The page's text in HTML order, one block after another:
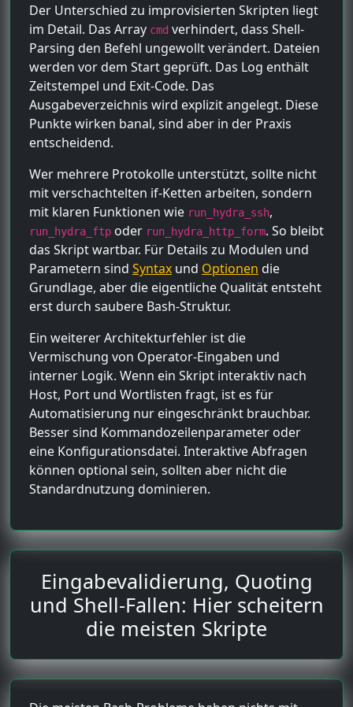
Der Unterschied zu improvisierten Skripten liegt
im Detail. Das Array cmd verhindert, dass Shell-
Parsing den Befehl ungewollt verändert. Dateien
werden vor dem Start geprüft. Das Log enthält
Zeitstempel und Exit-Code. Das
Ausgabeverzeichnis wird explizit angelegt. Diese
Punkte wirken banal, sind aber in der Praxis
entscheidend.
Wer mehrere Protokolle unterstützt, sollte nicht
mit verschachtelten if-Ketten arbeiten, sondern
mit klaren Funktionen wie run_hydra_ssh,
run_hydra_ftp oder run_hydra_http_form. So bleibt
das Skript wartbar. Für Details zu Modulen und
Parametern sind Syntax und Optionen die
Grundlage, aber die eigentliche Qualität entsteht
erst durch saubere Bash-Struktur.
Ein weiterer Architekturfehler ist die
Vermischung von Operator-Eingaben und
interner Logik. Wenn ein Skript interaktiv nach
Host, Port und Wortlisten fragt, ist es für
Automatisierung nur eingeschränkt brauchbar.
Besser sind Kommandozeilenparameter oder
eine Konfigurationsdatei. Interaktive Abfragen
können optional sein, sollten aber nicht die
Standardnutzung dominieren.
Eingabevalidierung, Quoting
und Shell-Fallen: Hier scheitern
die meisten Skripte